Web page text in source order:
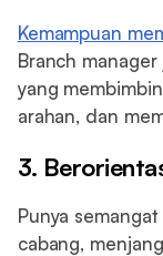
Kemampuan
Branch
yang
arahan, dan
3.
Punya
cabang,